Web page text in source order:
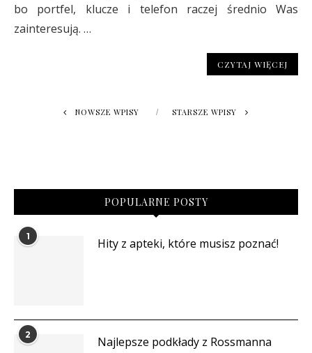
bo portfel, klucze i telefon raczej średnio Was
zainteresują. …
CZYTAJ WIĘCEJ
NOWSZE WPISY STARSZE WPISY
POPULARNE POSTY
1 Hity z apteki, które musisz poznać!
2 Najlepsze podkłady z Rossmanna